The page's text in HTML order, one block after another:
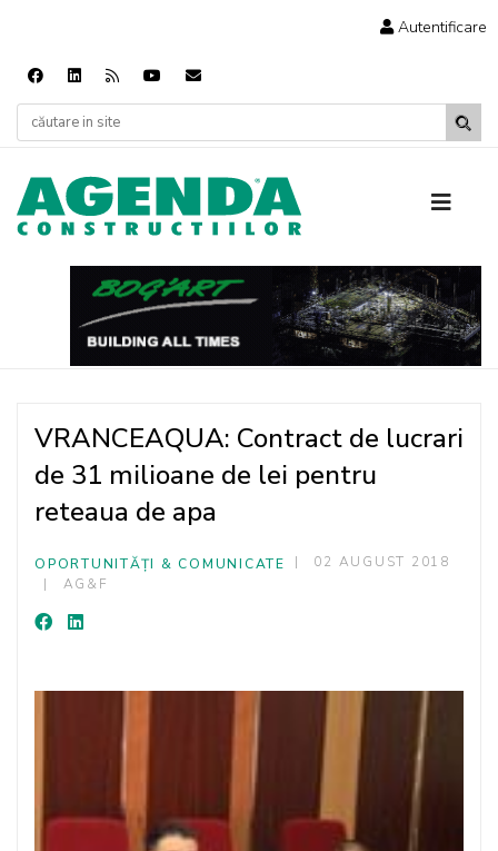
Autentificare
VRANCEAQUA: Contract de lucrari
de 31 milioane de lei pentru
reteaua de apa
OPORTUNITĂȚI & COMUNICATE
02 AUGUST 2018
AG&F